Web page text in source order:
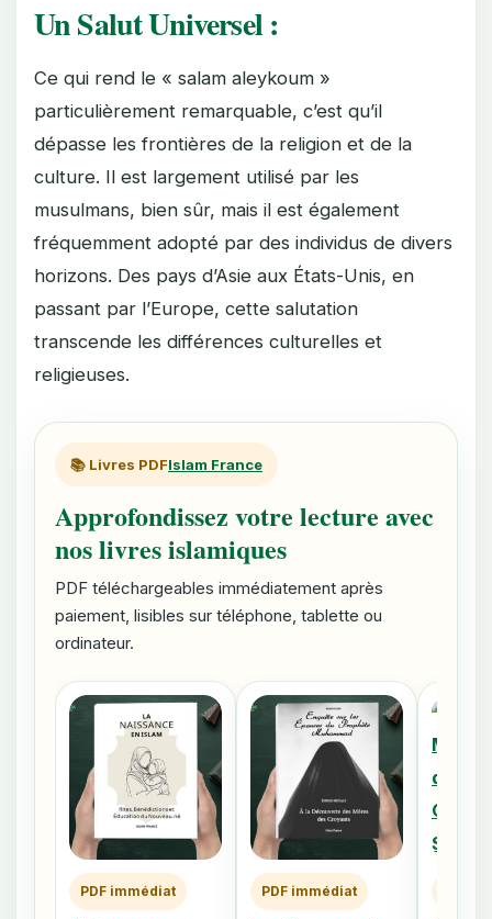
Un Salut Universel :
Ce qui rend le « salam aleykoum »
particulièrement remarquable, c’est qu’il
dépasse les frontières de la religion et de la
culture. Il est largement utilisé par les
musulmans, bien sûr, mais il est également
fréquemment adopté par des individus de divers
horizons. Des pays d’Asie aux États-Unis, en
passant par l’Europe, cette salutation
transcende les différences culturelles et
religieuses.
📚 Livres PDFIslam France
Approfondissez votre lecture avec
nos livres islamiques
PDF téléchargeables immédiatement après
paiement, lisibles sur téléphone, tablette ou
ordinateur.
PDF immédiat PDF immédiat